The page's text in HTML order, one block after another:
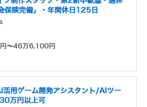
保険完備」・年間休日125日
～46万6,100円
用ゲーム開発アシスタント/AIツー
万円以上可